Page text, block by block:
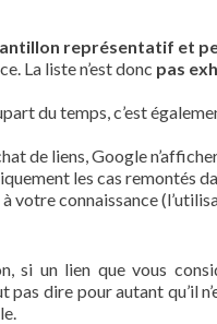
représentatif et
La liste n’est donc pas
du temps, c’est
de liens, Google
les cas remontés
votre connaissance
si un lien que vous
dire pour autant qu’il